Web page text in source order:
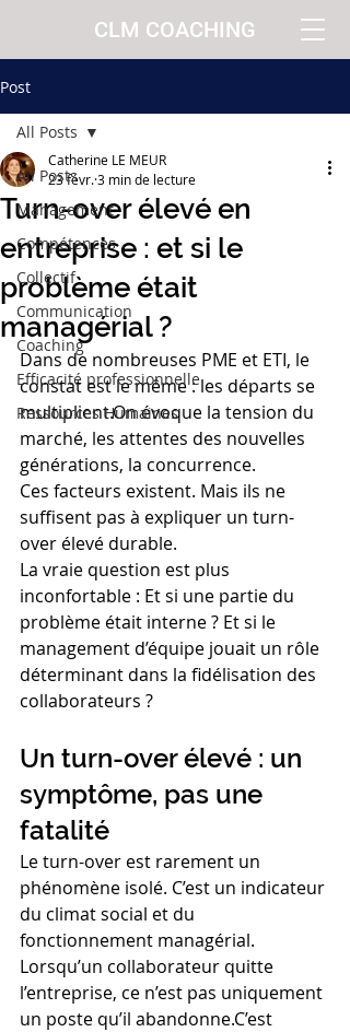
CLM COACHING
Post
All Posts
Management
Compétences
Collectif
Communication
Coaching
Efficacité professionnelle
Ressources Humaines
All Posts
Turn-over élevé en
entreprise : et si le
problème était
managérial ?
Catherine LE MEUR
23 févr.3 min de lecture
Dans de nombreuses PME et ETI, le
constat est le même : les départs se
multiplient.On évoque la tension du
marché, les attentes des nouvelles
générations, la concurrence.
Ces facteurs existent. Mais ils ne
suffisent pas à expliquer un turn-
over élevé durable.
La vraie question est plus
inconfortable : Et si une partie du
problème était interne ? Et si le
management d’équipe jouait un rôle
déterminant dans la fidélisation des
collaborateurs ?
Un turn-over élevé : un
symptôme, pas une
fatalité
Le turn-over est rarement un
phénomène isolé. C’est un indicateur
du climat social et du
fonctionnement managérial.
Lorsqu’un collaborateur quitte
l’entreprise, ce n’est pas uniquement
un poste qu’il abandonne.C’est